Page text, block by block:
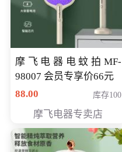
摩飞电器电蚊拍MF-
98007 会员专享价66元
88.00
库存100
摩飞电器专卖店